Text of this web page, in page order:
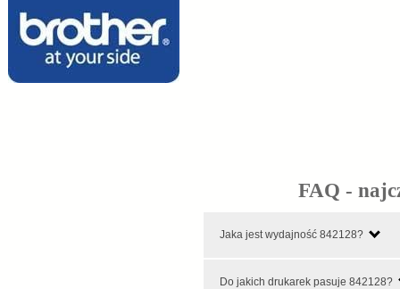
FAQ -
Jaka jest wydajność 842128?
Do jakich drukarek pasuje 842128?